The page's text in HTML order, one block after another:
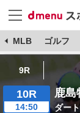
MLB ゴルフ
9R
10R
14:50
鹿島
ダー